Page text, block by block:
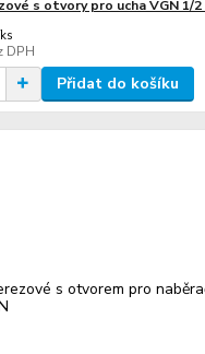
s otvory pro ucha VGN 1/2
ks
DPH
Přidat do košíku